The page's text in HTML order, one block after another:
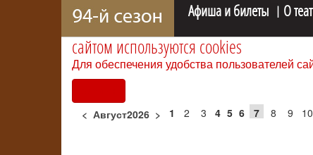
Афиша и билеты О
сайтом используются cookies
Для обеспечения удобства пользователей
< Август2026 > 1 2 3 4 5 6 7 8 9 10